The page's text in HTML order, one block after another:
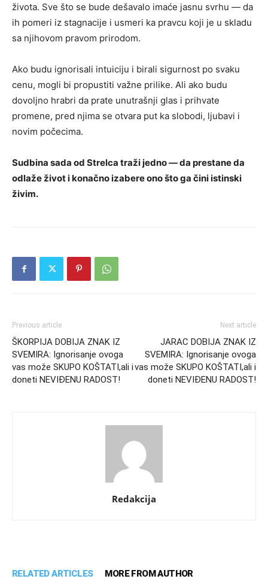
života. Sve što se bude dešavalo imaće jasnu svrhu — da
ih pomeri iz stagnacije i usmeri ka pravcu koji je u skladu
sa njihovom pravom prirodom.
Ako budu ignorisali intuiciju i birali sigurnost po svaku
cenu, mogli bi propustiti važne prilike. Ali ako budu
dovoljno hrabri da prate unutrašnji glas i prihvate
promene, pred njima se otvara put ka slobodi, ljubavi i
novim počecima.
Sudbina sada od Strelca traži jedno — da prestane da
odlaže život i konačno izabere ono što ga čini istinski
živim.
Previous article
ŠKORPIJA DOBIJA ZNAK IZ
SVEMIRA: Ignorisanje ovoga
vas može SKUPO KOŠTATI,ali i
doneti NEVIĐENU RADOST!
Next article
JARAC DOBIJA ZNAK IZ
SVEMIRA: Ignorisanje ovoga
vas može SKUPO KOŠTATI,ali i
doneti NEVIĐENU RADOST!
Redakcija
RELATED ARTICLES MORE FROM AUTHOR